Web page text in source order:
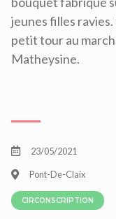
jeunes filles
petit tour au
Matheysine.
23/05/2021
Pont-De-Claix
CIRCONSCRIPTION